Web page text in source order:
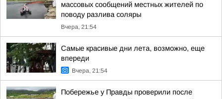
массовых сообщений местных жителей по
поводу разлива соляры
Вчера, 21:54
Самые красивые дни лета, возможно, еще
впереди
Вчера, 21:54
Побережье у Правды проверили после